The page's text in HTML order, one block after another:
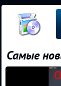
Самые